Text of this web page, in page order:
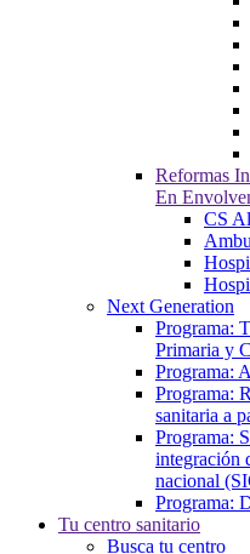
Reformas
En
CS
Next Generation
Programa:
Primaria y
Programa:
Programa:
sanitaria a
Programa:
integración
nacional
Programa:
Tu centro sanitario
Busca tu centro